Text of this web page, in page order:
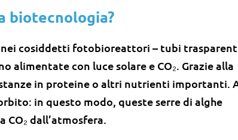
biotecnologia?
cosiddetti fotobioreattori – tubi
alimentate con luce solare e CO₂. Grazie alla
in proteine o altri nutrienti importanti.
in questo modo, queste serre di alghe
dall’atmosfera.